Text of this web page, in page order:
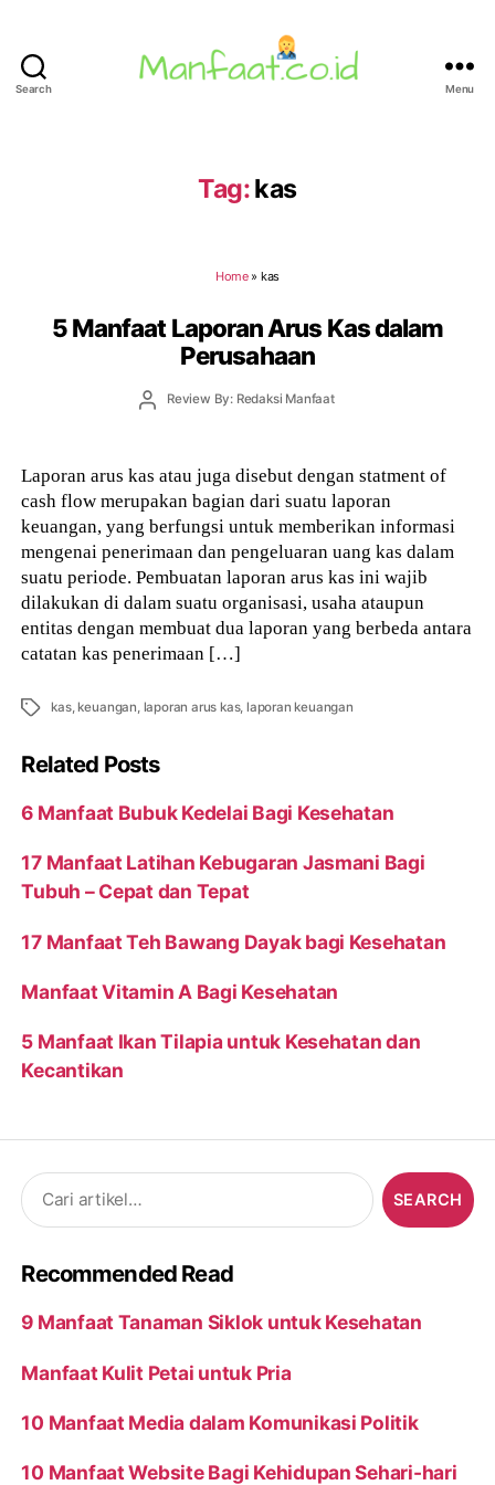
Search Menu
Tag:kas
Home» kas
5 Manfaat Laporan Arus Kas dalam
Perusahaan
PostReview By: Redaksi Manfaat
Laporan arus kas atau juga disebut dengan statment of
cash flow merupakan bagian dari suatu laporan
keuangan, yang berfungsi untuk memberikan informasi
mengenai penerimaan dan pengeluaran uang kas dalam
suatu periode. Pembuatan laporan arus kas ini wajib
dilakukan di dalam suatu organisasi, usaha ataupun
entitas dengan membuat dua laporan yang berbeda antara
catatan kas penerimaan […]
Tags kas, keuangan, laporan arus kas, laporan keuangan
Related Posts
6 Manfaat Bubuk Kedelai Bagi Kesehatan
17 Manfaat Latihan Kebugaran Jasmani Bagi
Tubuh – Cepat dan Tepat
17 Manfaat Teh Bawang Dayak bagi Kesehatan
Manfaat Vitamin A Bagi Kesehatan
5 Manfaat Ikan Tilapia untuk Kesehatan dan
Kecantikan
Search
for:
Recommended Read
9 Manfaat Tanaman Siklok untuk Kesehatan
Manfaat Kulit Petai untuk Pria
10 Manfaat Media dalam Komunikasi Politik
10 Manfaat Website Bagi Kehidupan Sehari-hari